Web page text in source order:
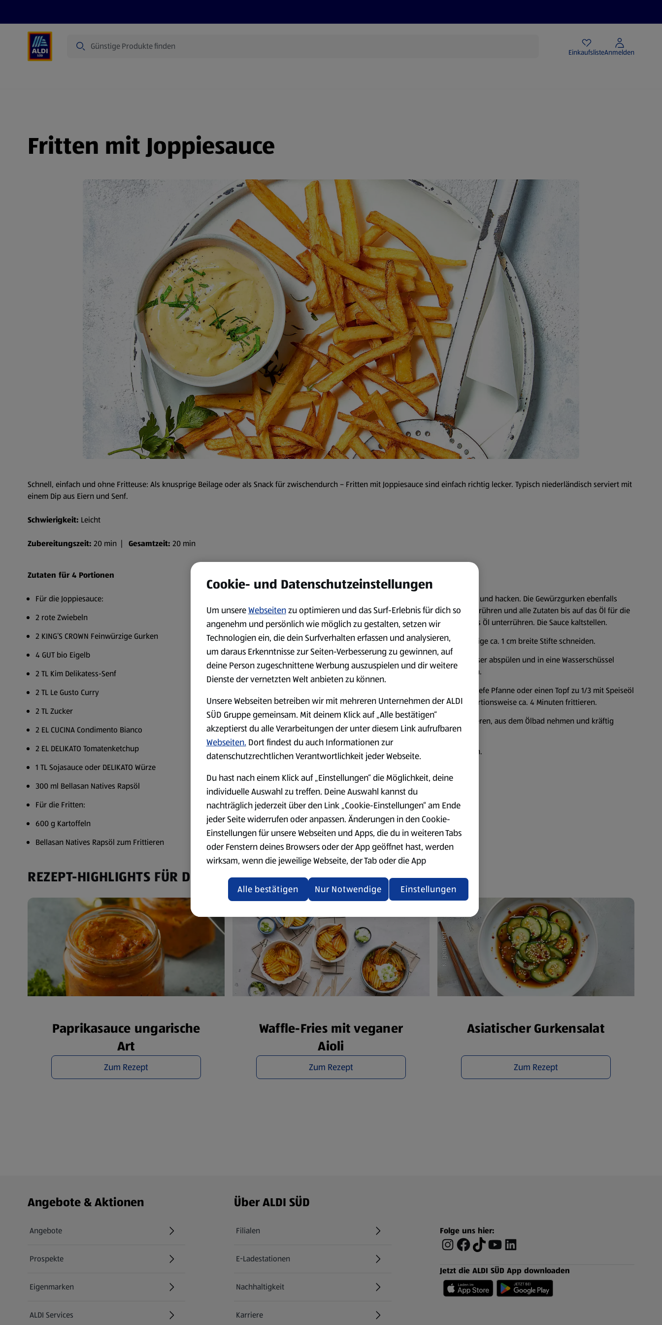
EinkaufslisteAnmelden
Fritten mit Joppiesauce
Schnell, einfach und ohne Fritteuse: Als knusprige Beilage oder als Snack für zwischendurch – Fritten mit Joppiesauce sind einfach richtig lecker. Typisch niederländisch serviert mit
einem Dip aus Eiern und Senf.
Schwierigkeit: Leicht
Zubereitungszeit: 20 min | Gesamtzeit: 20 min
Zutaten für 4 Portionen
Für die Joppiesauce:
2 rote Zwiebeln
2 KING’S CROWN Feinwürzige Gurken
4 GUT bio Eigelb
2 TL Kim Delikatess-Senf
2 TL Le Gusto Curry
2 TL Zucker
2 EL CUCINA Condimento Bianco
2 EL DELIKATO Tomatenketchup
1 TL Sojasauce oder DELIKATO Würze
300 ml Bellasan Natives Rapsöl
Für die Fritten:
600 g Kartoffeln
Bellasan Natives Rapsöl zum Frittieren
Für die Joppiesauce die Zwiebel schälen und hacken. Die Gewürzgurken ebenfalls
hacken. Das Eigelb in einer Schüssel verrühren und alle Zutaten bis auf das Öl für die
Joppiesauce verrühren. Zum Schluss das Öl unterrühren. Die Sauce kaltstellen.
Die Kartoffeln schälen und in gleichmäßige ca. 1 cm breite Stifte schneiden.
Die Kartoffelstifte unter fließendem Wasser abspülen und in eine Wasserschüssel
legen, um ihnen die Stärke zu entziehen.
Die rohen Fritten gut abtrocknen. Eine tiefe Pfanne oder einen Topf zu 1/3 mit Speiseöl
füllen und erhitzen. Die Fritten darin portionsweise ca. 4 Minuten frittieren.
Die Fritten nochmals ca. 2 Minuten frittieren, aus dem Ölbad nehmen und kräftig
salzen.
Die Fritten mit der Joppiesauce servieren.
REZEPT-HIGHLIGHTS FÜR DICH
Paprikasauce ungarische
Art
Zum Rezept
Waffle-Fries mit veganer
Aioli
Zum Rezept
Asiatischer Gurkensalat
Zum Rezept
Fußzeilenmenü - weitere Links
Angebote & Aktionen
Angebote
Prospekte
Eigenmarken
ALDI Services
Über ALDI SÜD
Filialen
E-Ladestationen
Nachhaltigkeit
Karriere
Folge uns hier:
Jetzt die ALDI SÜD App downloaden
Cookie- und Datenschutzeinstellungen
Um unsereWebseitenzu optimieren und das Surf-Erlebnis für dich so
angenehm und persönlich wie möglich zu gestalten, setzen wir
Technologien ein, die dein Surfverhalten erfassen und analysieren,
um daraus Erkenntnisse zur Seiten-Verbesserung zu gewinnen, auf
deine Person zugeschnittene Werbung auszuspielen und dir weitere
Dienste der vernetzten Welt anbieten zu können.
Unsere Webseiten betreiben wir mit mehreren Unternehmen der ALDI
SÜD Gruppe gemeinsam. Mit deinem Klick auf „Alle bestätigen“
akzeptierst du alle Verarbeitungen der unter diesem Link aufrufbaren
Webseiten. Dort findest du auch Informationen zur
datenschutzrechtlichen Verantwortlichkeit jeder Webseite.
Du hast nach einem Klick auf „Einstellungen“ die Möglichkeit, deine
individuelle Auswahl zu treffen. Deine Auswahl kannst du
nachträglich jederzeit über den Link „Cookie-Einstellungen“ am Ende
jeder Seite widerrufen oder anpassen. Änderungen in den Cookie-
Einstellungen für unsere Webseiten und Apps, die du in weiteren Tabs
oder Fenstern deines Browsers oder der App geöffnet hast, werden
wirksam, wenn die jeweilige Webseite, der Tab oder die App
aktualisiert oder geschlossen und anschließend wieder geöffnet
Datenschutzerklärung zur Verfügung.
Übersicht der Webseitenbetreiber und Datenschutzerklärungen
Einstellungen
Nur Notwendige
Alle bestätigen